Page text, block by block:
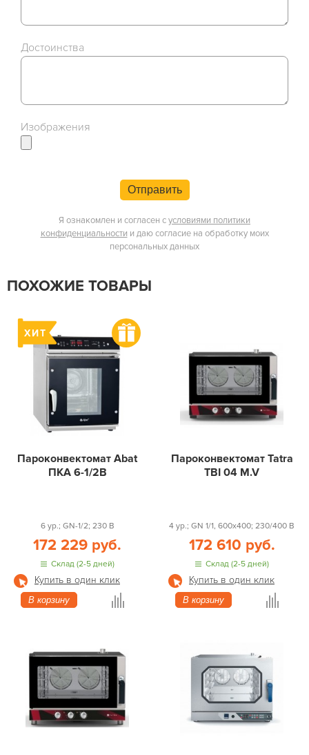
Достоинства
Изображения
Отправить
Я ознакомлен и согласен сусловиями политики
конфиденциальности и даю согласие на обработку моих
персональных данных
ПОХОЖИЕ ТОВАРЫ
Пароконвектомат Abat
ПКА 6-1/2В
6 ур.; GN-1/2; 230 В
172 229 руб.
Склад (2-5 дней)
Купить в один клик
В корзину
Пароконвектомат Tatra
TBI 04 M.V
4 ур.; GN 1/1, 600x400; 230/400 В
172 610 руб.
Склад (2-5 дней)
Купить в один клик
В корзину